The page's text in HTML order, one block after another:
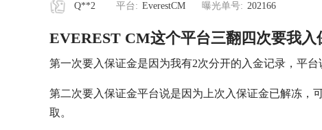
Q**2 平台: EverestCM 曝光单号: 202166
EVEREST CM这个平台三翻四次要我入
第一次要入保证金是因为我有2次分开的入金记录，平
第二次要入保证金平台说是因为上次入保证金已解冻，
取。